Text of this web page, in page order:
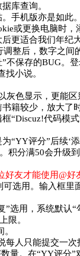
库查询。
手机版亦是如此。
或更换电脑时
更适合我们年
整后，数字之间
不保存的BUG。
小说。
色显示，更能
籍较少，放大了
代码模
“YY评分”后续
分满50会升级
友才能使用@
选用。输入框里
选用，系统默
限。
人只能提交一
量。在“YY评